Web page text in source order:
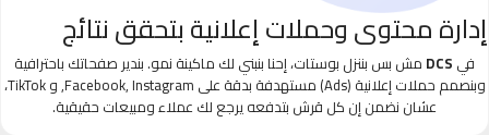
إدارة محتوى وحملات إعلانية بتحقق نتائج
في DCS مش بس بننزل بوستات، إحنا بنبني لك ماكينة نمو. بندير صفحاتك باحترافية
وبنصمم حملات إعلانية (Ads) مستهدفة بدقة على Facebook, Instagram, و TikTok،
عشان نضمن إن كل قرش بتدفعه يرجع لك عملاء ومبيعات حقيقية.